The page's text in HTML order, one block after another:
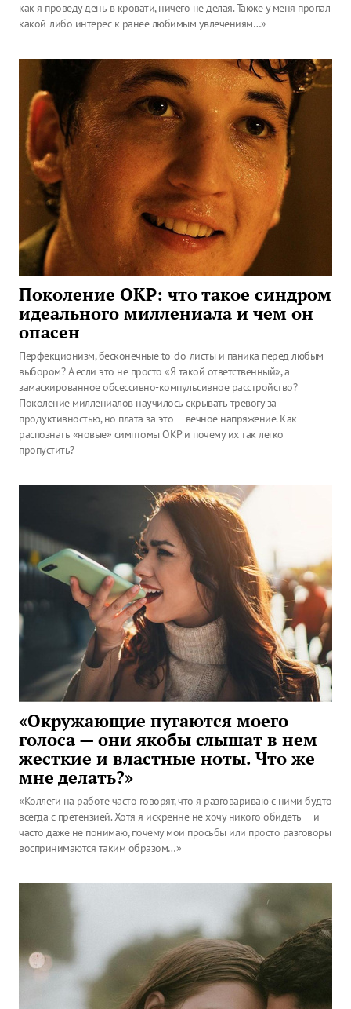
как я проведу день в кровати, ничего не делая. Также у меня пропал
какой-либо интерес к ранее любимым увлечениям…»
Поколение ОКР: что такое синдром
идеального миллениала и чем он
опасен
Перфекционизм, бесконечные to-do-листы и паника перед любым
выбором? А если это не просто «Я такой ответственный», а
замаскированное обсессивно-компульсивное расстройство?
Поколение миллениалов научилось скрывать тревогу за
продуктивностью, но плата за это — вечное напряжение. Как
распознать «новые» симптомы ОКР и почему их так легко
пропустить?
«Окружающие пугаются моего
голоса — они якобы слышат в нем
жесткие и властные ноты. Что же
мне делать?»
«Коллеги на работе часто говорят, что я разговариваю с ними будто
всегда с претензией. Хотя я искренне не хочу никого обидеть — и
часто даже не понимаю, почему мои просьбы или просто разговоры
воспринимаются таким образом…»